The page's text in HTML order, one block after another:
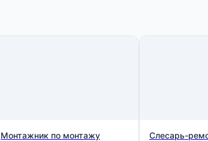
Монтажник по монтажу
Слесарь-